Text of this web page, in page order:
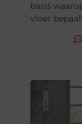
basis
vloer